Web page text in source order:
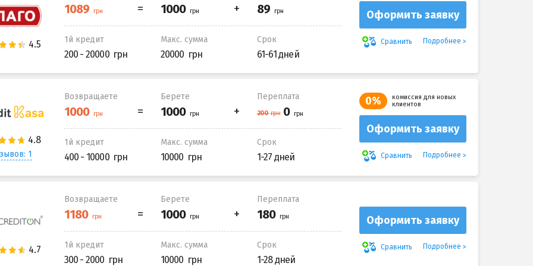
1й кредит
200 - 20000
Макс. сумма
20000
Срок
61-61 дней
Оформить заявку
Сравнить Подробнее
1
Возвращаете Берете Переплата
1й кредит
400 - 10000
Макс. сумма
10000
Срок
1-27 дней
0%
комиссия для новых
клиентов
Оформить заявку
Сравнить Подробнее
Возвращаете Берете Переплата
1й кредит
300 - 2000
Макс. сумма
10000
Срок
1-28 дней
Оформить заявку
Сравнить Подробнее